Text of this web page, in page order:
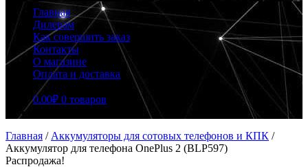
Главная
Дилерам
Как совершить заказ
Контакты
О магазине
Оплата и доставка
0.00₽ 0 товаров
Главная / Аккумуляторы для сотовых телефонов и КПК /
Аккумулятор для телефона OnePlus 2 (BLP597)
Распродажа!